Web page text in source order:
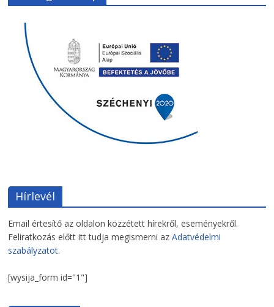
Hírlevél
Email értesítő az oldalon közzétett hírekről, eseményekről.
Feliratkozás előtt itt tudja megismerni azAdatvédelmi
szabályzatot.
[wysija_form id="1"]